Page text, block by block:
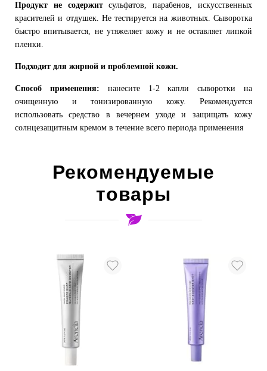
Продукт не содержитсульфатов, парабенов, искусственных
красителей и отдушек. Не тестируется на животных. Сыворотка
быстро впитывается, не утяжеляет кожу и не оставляет липкой
пленки.
Подходит для жирной и проблемной кожи.
Способ применения: нанесите 1-2 капли сыворотки на
очищенную и тонизированную кожу. Рекомендуется
использовать средство в вечернем уходе и защищать кожу
солнцезащитным кремом в течение всего периода применения
Рекомендуемые
товары